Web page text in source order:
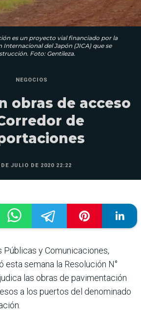
es un proyecto vial financiado por la
Internacional del Japón (JICA) que se
Foto: Gentileza.
NEGOCIOS
obras de acceso
de
DE JULIO DE 2020 22:22
Públicas y Comunicaciones,
esta semana la Resolución N°
las obras de pavimentación
a los puertos del denominado